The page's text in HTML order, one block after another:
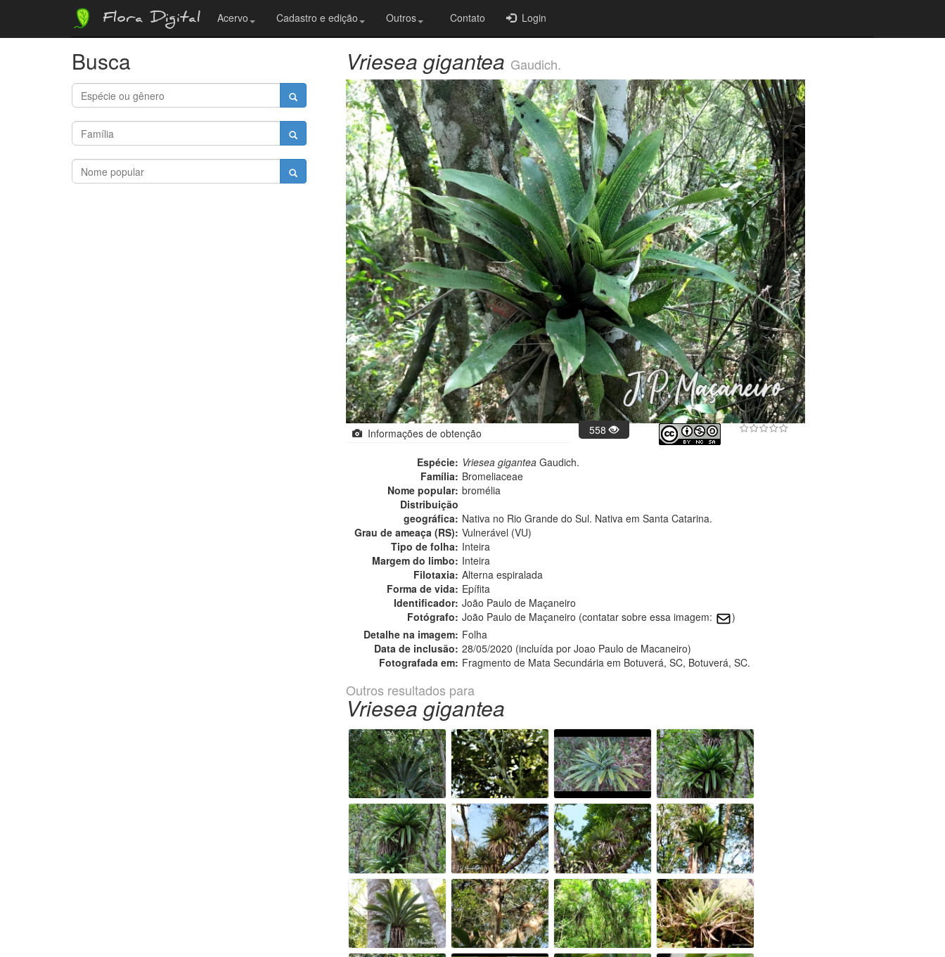
Flora Digital Acervo Cadastro e edição Outros Contato Login
Busca Vriesea gigantea Gaudich.
Informações de obtenção 558
Espécie: Vriesea gigantea Gaudich.
Família: Bromeliaceae
Nome popular: bromélia
Distribuição
geográfica: Nativa no Rio Grande do Sul. Nativa em Santa Catarina.
Grau de ameaça (RS): Vulnerável (VU)
Tipo de folha: Inteira
Margem do limbo: Inteira
Filotaxia: Alterna espiralada
Forma de vida: Epífita
Identificador: João Paulo de Maçaneiro
Fotógrafo: João Paulo de Maçaneiro (contatar sobre essa imagem:
)
Detalhe na imagem: Folha
Data de inclusão: 28/05/2020 (incluída por Joao Paulo de Macaneiro)
Fotografada em: Fragmento de Mata Secundária em Botuverá, SC, Botuverá, SC.
Outros resultados para
Vriesea gigantea